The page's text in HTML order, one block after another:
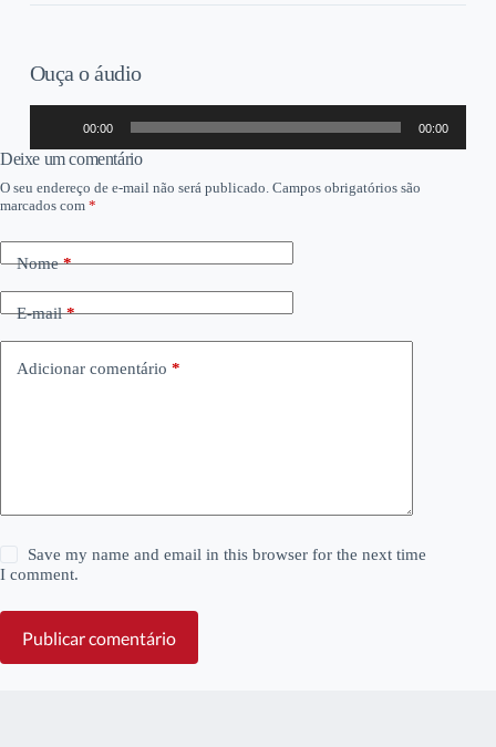
Ouça o áudio
áudio
00:00 00:00
Deixe um comentário
O seu endereço de e-mail não será publicado. Campos obrigatórios são
marcados com *
Nome*
E-mail*
Adicionar comentário *
Save my name and email in this browser for the next time
I comment.
Publicar comentário